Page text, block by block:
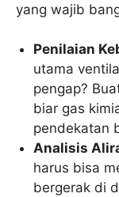
yang wajib
Penilaian
utama
pengap?
biar gas
pendekatan
Analisis
harus bisa
bergerak di